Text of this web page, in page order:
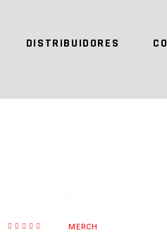
DISTRIBUIDORES
MERCH